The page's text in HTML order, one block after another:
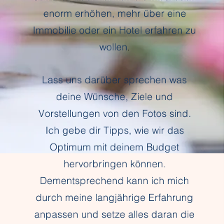
enorm erhöhen, mehr über eine
Immobilie oder ein Hotel erfahren zu
wollen.
Lass uns darüber sprechen was
deine Wünsche, Ziele und
Vorstellungen von den Fotos sind.
Ich gebe dir Tipps, wie wir das
Optimum mit deinem Budget
hervorbringen können.
Dementsprechend kann ich mich
durch meine langjährige Erfahrung
anpassen und setze alles daran die